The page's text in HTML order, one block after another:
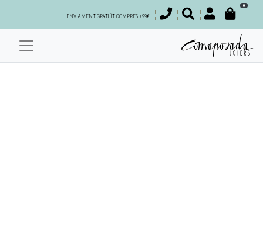
ENVIAMENT GRATUÏT COMPRES +99€
0